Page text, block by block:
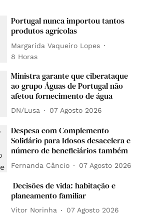
Portugal nunca importou tantos
produtos agrícolas
Margarida Vaqueiro Lopes
8 Horas
Ministra garante que ciberataque
ao grupo Águas de Portugal não
afetou fornecimento de água
DN/Lusa 07 Agosto 2026
Despesa com Complemento
Solidário para Idosos desacelera e
número de beneficiários também
Fernanda Câncio 07 Agosto 2026
Decisões de vida: habitação e
planeamento familiar
Vítor Norinha 07 Agosto 2026